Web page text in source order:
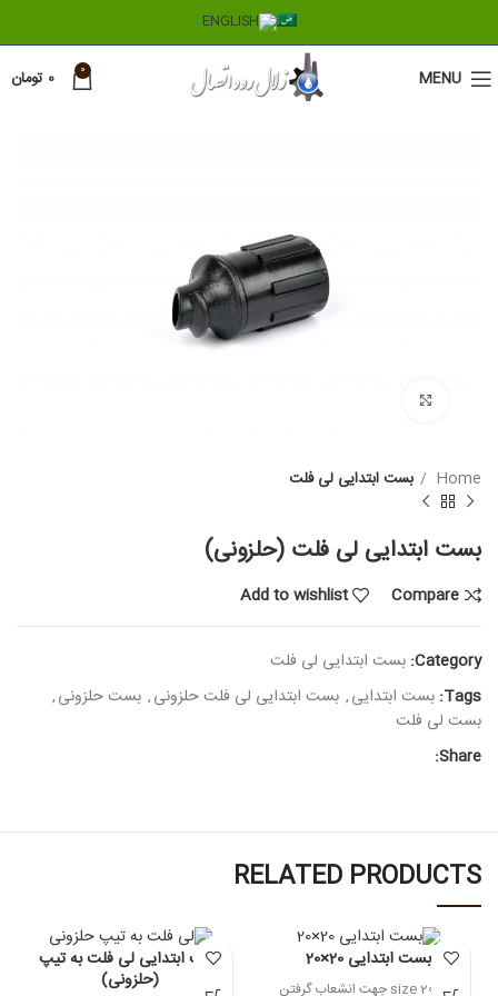
MENU
0
0 تومان
Home بست ابتدایی لی فلت
بست ابتدایی لی فلت (حلزونی)
Compare
Add to wishlist
Category: بست ابتدایی لی فلت
Tags: بست ابتدایی, بست ابتدایی لی فلت حلزونی, بست حلزونی,
بست لی فلت
Share:
RELATED PRODUCTS
بست ابتدایی 20×20
size 20×20 جهت انشعاب گرفتن
بست ابتدایی لی فلت به تیپ
(حلزونی)